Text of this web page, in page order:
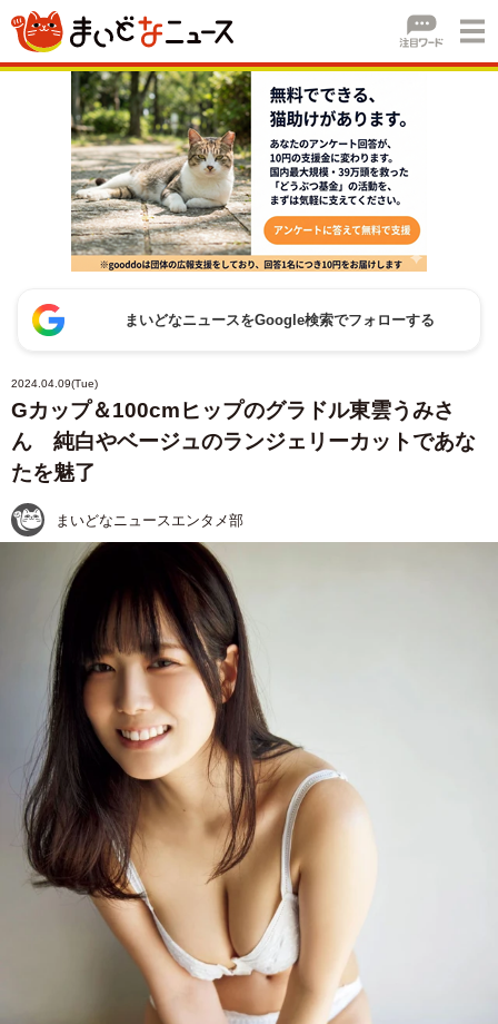
まいどなニュースをGoogle検索でフォローする
2024.04.09(Tue)
Gカップ＆100cmヒップのグラドル東雲うみさ
ん 純白やベージュのランジェリーカットであな
たを魅了
まいどなニュースエンタメ部